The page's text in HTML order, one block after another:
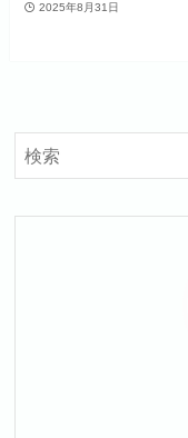
2025年8月31日